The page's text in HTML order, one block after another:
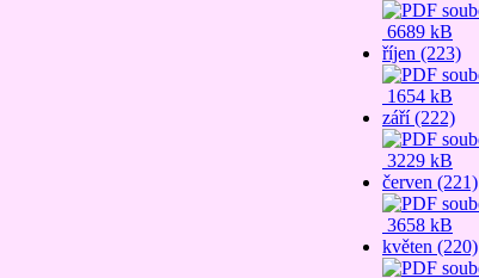
6689 kB
říjen (223)
1654 kB
září (222)
3229 kB
červen (221)
3658 kB
květen (220)